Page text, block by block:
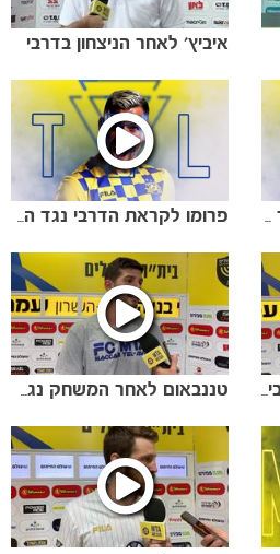
איביץ' לאחר הניצחון בדרבי
פרומו לקראת הדרבי נגד הפועל ת"א פרומו לקראת המשחק נגד הפועל ב"ש